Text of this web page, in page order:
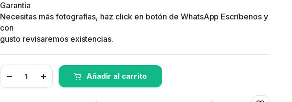
Garantía
Necesitas más fotografías, haz click en botón de WhatsApp Escríbenos y
con
gusto revisaremos existencias.
Añadir al carrito